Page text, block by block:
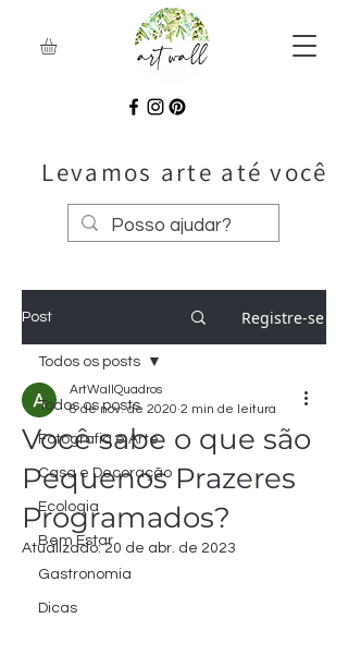
Levamos arte até você
Post Registre-se
Todos os posts
Fotografia e Arte
Casa e Decoração
Ecologia
Bem Estar
Gastronomia
Dicas
Todos os posts
Você sabe o que são
Pequenos Prazeres
Programados?
ArtWallQuadros
8 de nov. de 2020 2 min de leitura
Atualizado:20 de abr. de 2023